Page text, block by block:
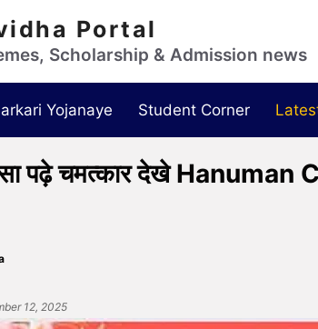
Portal
Scholarship & Admission news
Yojanaye Student Corner
पढ़े चमत्कार देखे
12, 2025